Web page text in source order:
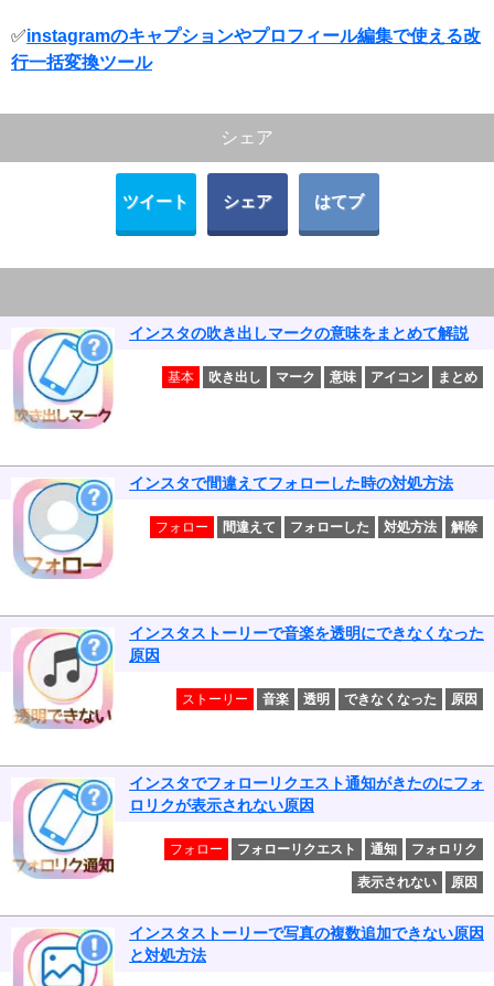
✅instagramのキャプションやプロフィール編集で使える改
行一括変換ツール
シェア
ツイート シェア はてブ
インスタの吹き出しマークの意味をまとめて解説
基本 吹き出し マーク 意味 アイコン まとめ
インスタで間違えてフォローした時の対処方法
フォロー 間違えて フォローした 対処方法 解除
インスタストーリーで音楽を透明にできなくなった
原因
ストーリー 音楽 透明 できなくなった 原因
インスタでフォローリクエスト通知がきたのにフォ
ロリクが表示されない原因
フォロー フォローリクエスト 通知 フォロリク
表示されない 原因
インスタストーリーで写真の複数追加できない原因
と対処方法